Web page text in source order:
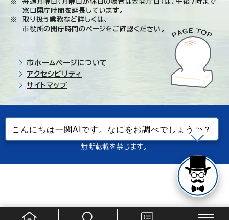
毎週月曜日（月曜日が休日の場合は翌開庁日）は、午後7時まで
窓口開庁時間を延長しています。
取り扱う業務など詳しくは、
市役所の開庁時間のページをご確認ください。
市ホームページについて
アクセシビリティ
サイトマップ
無断転載を禁じます。